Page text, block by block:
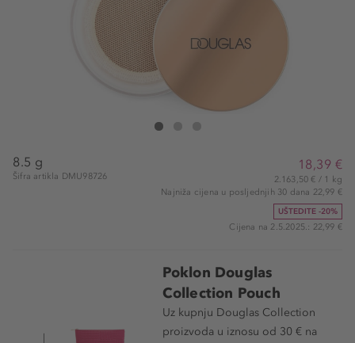
Douglas Collection Skin Augmenting Bronzing Hydra
8.5 g
Šifra artikla DMU98726
18,39 €
2.163,50 € / 1 kg
Najniža cijena u posljednjih 30 dana 22,99 €
UŠTEDITE -20%
Cijena na 2.5.2025.: 22,99 €
Poklon Douglas
Collection Pouch
Uz kupnju Douglas Collection
proizvoda u iznosu od 30 € na